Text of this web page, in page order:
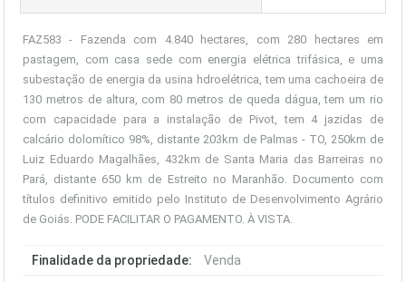
FAZ583 - Fazenda com 4.840 hectares, com 280 hectares em
pastagem, com casa sede com energia elétrica trifásica, e uma
subestação de energia da usina hdroelétrica, tem uma cachoeira de
130 metros de altura, com 80 metros de queda dágua, tem um rio
com capacidade para a instalação de Pivot, tem 4 jazidas de
calcário dolomítico 98%, distante 203km de Palmas - TO, 250km de
Luiz Eduardo Magalhães, 432km de Santa Maria das Barreiras no
Pará, distante 650 km de Estreito no Maranhão. Documento com
títulos definitivo emitido pelo Instituto de Desenvolvimento Agrário
de Goiás. PODE FACILITAR O PAGAMENTO. À VISTA.
Finalidade da propriedade: Venda